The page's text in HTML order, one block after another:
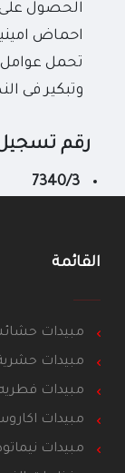
الحصول على
احماض
تحمل
وتبكير فى
رقم تسجيل
القائمة
مبيدات
مبيدات
مبيدات
مبيدات
مبيدات